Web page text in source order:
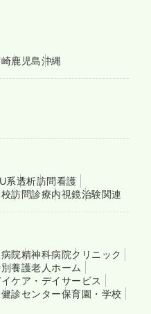
鹿児島沖縄
系透析訪問看護
訪問診療内視鏡治験関連
院精神科病院クリニック
養護老人ホーム
ケア・デイサービス
健診センター保育園・学校